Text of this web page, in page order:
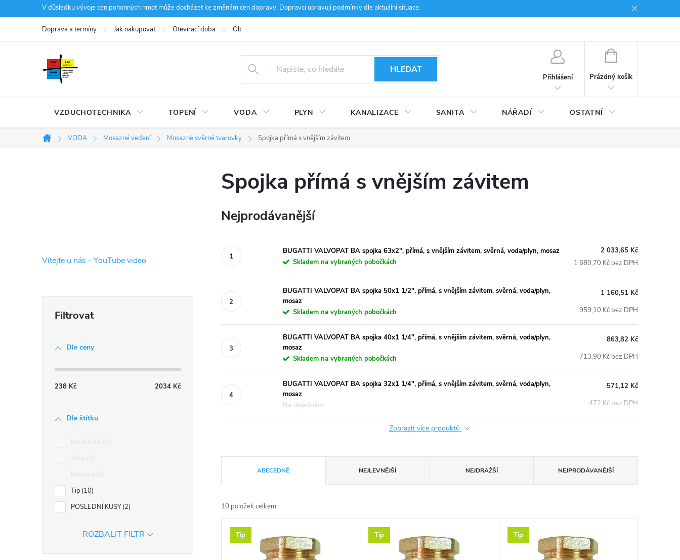
na
V důsledku vývoje cen pohonných hmot může docházet ke změnám cen dopravy. Dopravci upravují podmínky dle aktuální situace.
Doprava a termíny Jak nakupovat Otevírací doba Obchodní podmínky
HLEDAT
Přihlášení
NÁKUPNÍ
Prázdný košík
VZDUCHOTECHNIKA TOPENÍ VODA PLYN KANALIZACE SANITA NÁŘADÍ OSTATNÍ
Domů
VODA Mosazné vedení Mosazné svěrné tvarovky Spojka přímá s vnějším závitem
t
r
Vítejte u nás - YouTube video
Dle ceny
238 Kč 2034 Kč
Dle štítku
Tip 10
POSLEDNÍ KUSY 2
ROZBALIT FILTR
Spojka přímá s vnějším závitem
Nejprodávanější
BUGATTI VALVOPAT BA spojka 63x2", přímá, s vnějším závitem, svěrná, voda/plyn, mosaz
Skladem na vybraných pobočkách
2 033,65 Kč
1 680,70 Kč bez DPH
BUGATTI VALVOPAT BA spojka 50x1 1/2", přímá, s vnějším závitem, svěrná, voda/plyn,
mosaz
Skladem na vybraných pobočkách
1 160,51 Kč
959,10 Kč bez DPH
BUGATTI VALVOPAT BA spojka 40x1 1/4", přímá, s vnějším závitem, svěrná, voda/plyn,
mosaz
Skladem na vybraných pobočkách
863,82 Kč
713,90 Kč bez DPH
BUGATTI VALVOPAT BA spojka 32x1 1/4", přímá, s vnějším závitem, svěrná, voda/plyn,
mosaz
Na objednání
571,12 Kč
472 Kč bez DPH
Zobrazit více produktů
a
z
e
ABECEDNĚ NEJLEVNĚJŠÍ NEJDRAŽŠÍ NEJPRODÁVANĚJŠÍ
10 položek celkem
VTip Tip Tip